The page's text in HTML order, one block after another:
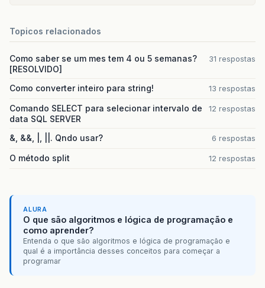
Topicos relacionados
Como saber se um mes tem 4 ou 5 semanas?
[RESOLVIDO]
31 respostas
Como converter inteiro para string! 13 respostas
Comando SELECT para selecionar intervalo de
data SQL SERVER
12 respostas
&, &&, |, ||. Qndo usar? 6 respostas
O método split 12 respostas
ALURA
O que são algoritmos e lógica de programação e
como aprender?
Entenda o que são algoritmos e lógica de programação e
qual é a importância desses conceitos para começar a
programar